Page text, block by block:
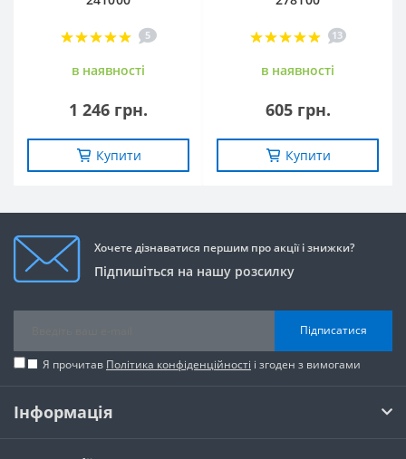
5
в наявностi
1 246 грн.
Купити
13
в наявностi
605 грн.
Купити
Хочете дізнаватися першим про акції і знижки?
Підпишіться на нашу розсилку
Підписатися
Я прочитав Політика конфіденційності і згоден з вимогами
Інформація